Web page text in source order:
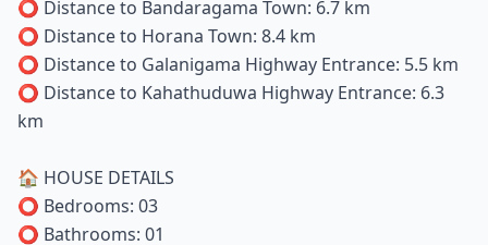
⭕ Distance to Bandaragama Town: 6.7 km
⭕ Distance to Horana Town: 8.4 km
⭕ Distance to Galanigama Highway Entrance: 5.5 km
⭕ Distance to Kahathuduwa Highway Entrance: 6.3
km
🏠 HOUSE DETAILS
⭕ Bedrooms: 03
⭕ Bathrooms: 01